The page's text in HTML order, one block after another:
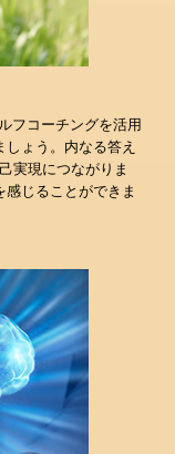
フコーチングを活用
ょう。内なる答え
実現につながりま
じることができま